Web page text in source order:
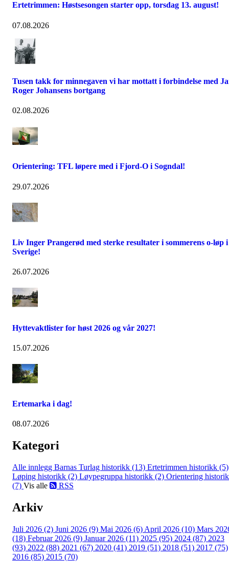
Ertetrimmen: Høstsesongen starter opp, torsdag 13. august!
07.08.2026
Tusen takk for minnegaven vi har mottatt i forbindelse med
Roger Johansens bortgang
02.08.2026
Orientering: TFL løpere med i Fjord-O i Sogndal!
29.07.2026
Liv Inger Prangerød med sterke resultater i sommerens o-løp i
Sverige!
26.07.2026
Hyttevaktlister for høst 2026 og vår 2027!
15.07.2026
Ertemarka i dag!
08.07.2026
Kategori
Alle innlegg Barnas Turlag historikk (13) Ertetrimmen historikk (5)
Løping historikk (2) Løypegruppa historikk (2) Orientering
(7) Vis alle RSS
Arkiv
Juli 2026 (2) Juni 2026 (9) Mai 2026 (6) April 2026 (10) Mars
(18) Februar 2026 (9) Januar 2026 (11) 2025 (95) 2024 (87) 2023
(93) 2022 (88) 2021 (67) 2020 (41) 2019 (51) 2018 (51) 2017 (75)
2016 (85) 2015 (70)